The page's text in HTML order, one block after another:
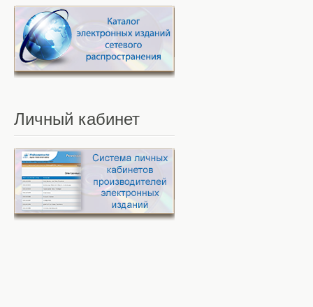
Личный кабинет